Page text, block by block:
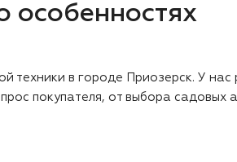
особенностях
техники в городе Приозерск. У
покупателя, от выбора садовых